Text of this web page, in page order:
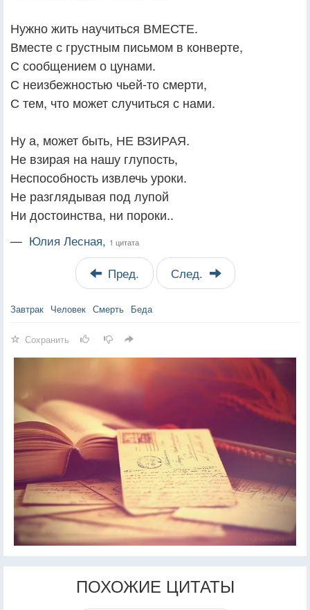
Нужно жить научиться ВМЕСТЕ.
Вместе с грустным письмом в конверте,
С сообщением о цунами.
С неизбежностью чьей-то смерти,
С тем, что может случиться с нами.
Ну а, может быть, НЕ ВЗИРАЯ.
Не взирая на нашу глупость,
Неспособность извлечь уроки.
Не разглядывая под лупой
Ни достоинства, ни пороки..
— Юлия Лесная, 1 цитата
Пред. След.
Завтрак Человек Смерть Беда
Сохранить
ПОХОЖИЕ ЦИТАТЫ